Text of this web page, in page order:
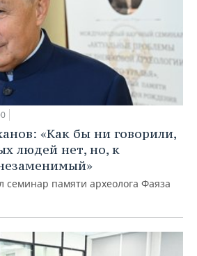
«Как бы ни говорили,
людей нет, но, к
семинар памяти археолога Фаяза